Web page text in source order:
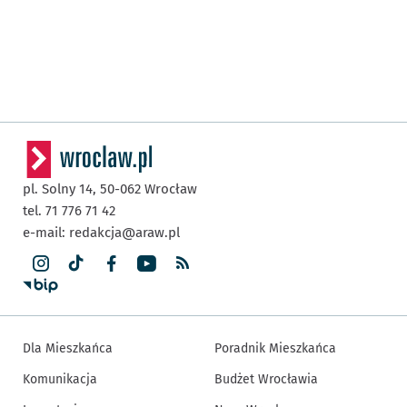
pl. Solny 14, 50-062 Wrocław
tel. 71 776 71 42
e-mail: redakcja@araw.pl
Dla Mieszkańca
Komunikacja
Poradnik Mieszkańca
Budżet Wrocławia